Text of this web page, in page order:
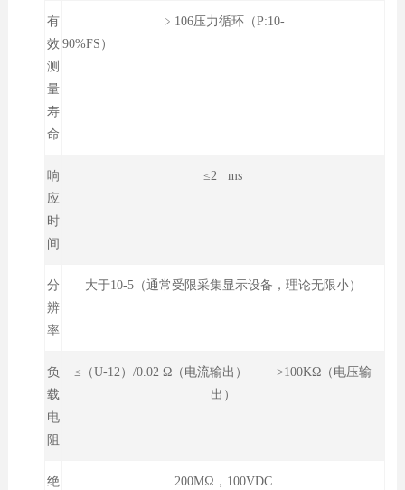
有
效
测
量
寿
命
﹥106压力循环（P:10-
90%FS）
响
应
时
间
≤2 ms
分
辨
率
大于10-5（通常受限采集显示设备，理论无限小）
负
载
电
阻
≤（U-12）/0.02 Ω（电流输出） >100KΩ（电压输
出）
绝
200MΩ，100VDC